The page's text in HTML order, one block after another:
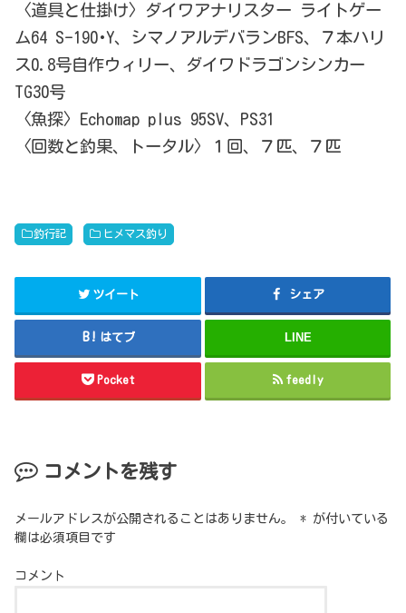
〈道具と仕掛け〉ダイワアナリスター ライトゲー
ム64 S-190･Y、シマノアルデバランBFS、７本ハリ
ス0.8号自作ウィリー、ダイワドラゴンシンカー
TG30号
〈魚探〉Echomap plus 95SV、PS31
〈回数と釣果、トータル〉１回、７匹、７匹
釣行記 ヒメマス釣り
ツイート シェア
はてブ LINE
Pocket feedly
コメントを残す
メールアドレスが公開されることはありません。 * が付いている
欄は必須項目です
コメント